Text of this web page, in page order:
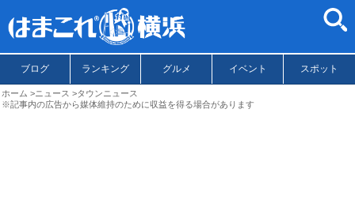
ブログ ランキング グルメ イベント スポット
ホーム ニュース
タウンニュース
※記事内の広告から媒体維持のために収益を得る場合があります